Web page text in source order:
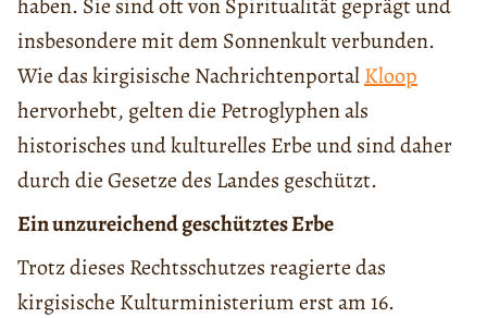
insbesondere mit dem Sonnenkult verbunden.
Wie das kirgisische NachrichtenportalKloop
hervorhebt, gelten die Petroglyphen als
historisches und kulturelles Erbe und sind daher
durch die Gesetze des Landes geschützt.
Ein unzureichend geschütztes Erbe
Trotz dieses Rechtsschutzes reagierte das
kirgisische Kulturministerium erst am 16.